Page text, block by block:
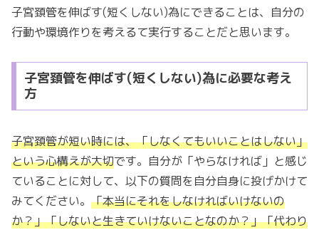
子宮頚管を伸ばす(短くしない)為にできることは、自分の
行動や環境作りを考えるて実行することだと思います。
子宮頚管を伸ばす(短くしない)為に必要な考え
方
子宮頚管が短い時には、「しなくてもいいことはしない」
という心構えが大切です。自分が「やらなければ」と感じ
ていることに対して、以下の質問を自分自身に投げかけて
みてください。 「本当にそれをしなければいけないの
か？」「しないと生きていけないことなのか？」「代わり